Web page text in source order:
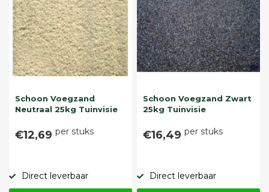
Schoon Voegzand
Neutraal 25kg Tuinvisie
€12,69 per stuks
Direct leverbaar
Schoon Voegzand Zwart
25kg Tuinvisie
€16,49 per stuks
Direct leverbaar